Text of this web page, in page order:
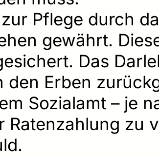
Pflege durch
gewährt.
Das
den Erben
Sozialamt – je
Ratenzahlung zu